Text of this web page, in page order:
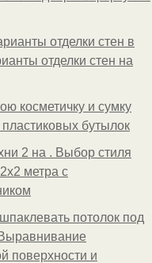
отделки стен в
отделки стен на
косметичку и сумку
пластиковых бутылок
2 на . Выбор стиля
метра с
потолок под
поверхности и